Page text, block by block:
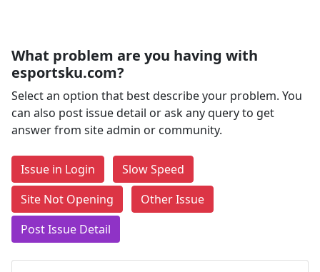
What problem are you having with
esportsku.com?
Select an option that best describe your problem. You
can also post issue detail or ask any query to get
answer from site admin or community.
Issue in Login
Slow Speed
Site Not Opening
Other Issue
Post Issue Detail